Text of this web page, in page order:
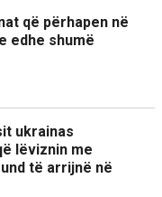
që përhapen në
edhe shumë
ukrainas
lëviznin me
të arrijnë në